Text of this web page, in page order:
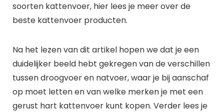
soorten kattenvoer, hier lees je meer over de
beste kattenvoer producten.
Na het lezen van dit artikel hopen we dat je een
duidelijker beeld hebt gekregen van de verschillen
tussen droogvoer en natvoer, waar je bij aanschaf
op moet letten en van welke merken je met een
gerust hart kattenvoer kunt kopen. Verder lees je